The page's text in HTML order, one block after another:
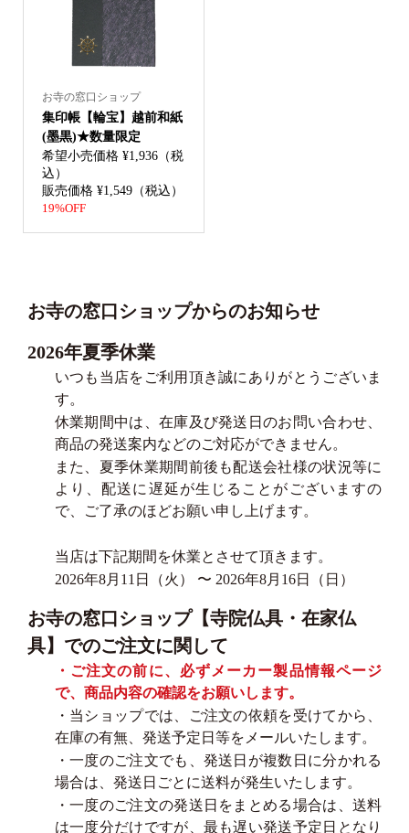
お寺の窓口ショップ
集印帳【輪宝】越前和紙
(墨黒)★数量限定
希望小売価格 ¥1,936（税
込）
販売価格 ¥1,549（税込）
19%OFF
お寺の窓口ショップからのお知らせ
2026年夏季休業
いつも当店をご利用頂き誠にありがとうございま
す。
休業期間中は、在庫及び発送日のお問い合わせ、
商品の発送案内などのご対応ができません。
また、夏季休業期間前後も配送会社様の状況等に
より、配送に遅延が生じることがございますの
で、ご了承のほどお願い申し上げます。
当店は下記期間を休業とさせて頂きます。
2026年8月11日（火） 〜 2026年8月16日（日）
お寺の窓口ショップ【寺院仏具・在家仏
具】でのご注文に関して
・ご注文の前に、必ずメーカー製品情報ページ
で、商品内容の確認をお願いします。
・当ショップでは、ご注文の依頼を受けてから、
在庫の有無、発送予定日等をメールいたします。
・一度のご注文でも、発送日が複数日に分かれる
場合は、発送日ごとに送料が発生いたします。
・一度のご注文の発送日をまとめる場合は、送料
は一度分だけですが、最も遅い発送予定日となり